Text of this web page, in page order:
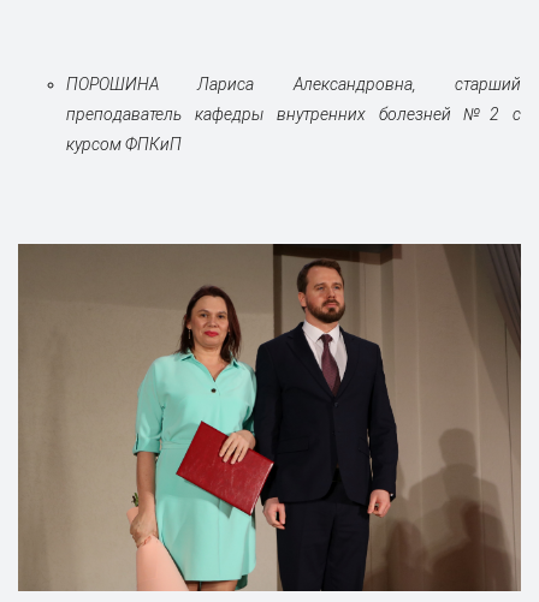
ПОРОШИНА Лариса Александровна, старший
преподаватель кафедры внутренних болезней №2 с
курсом ФПКиП